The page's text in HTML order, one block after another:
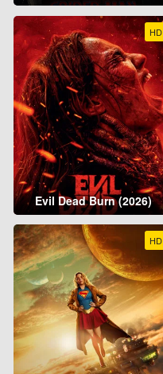
HD
Evil Dead Burn (2026)
HD